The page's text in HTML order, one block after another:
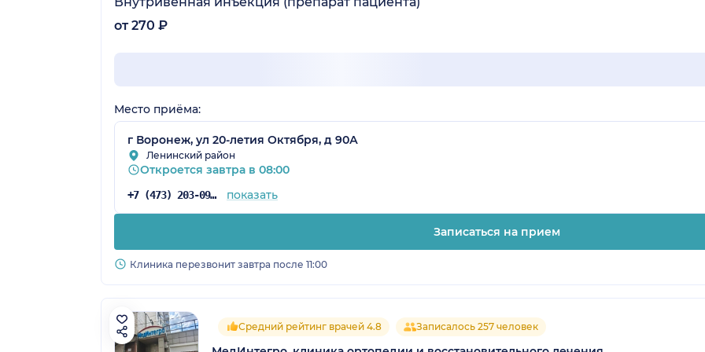
от 270 ₽
Место приёма:
г Воронеж, ул 20-летия Октября, д 90А
Ленинский район
Откроется завтра в 08:00
+7 (473) 203-09-04 показать
Записаться на прием
Клиника перезвонит завтра после 11:00
Средний рейтинг врачей 4.8 Записалось 257 человек